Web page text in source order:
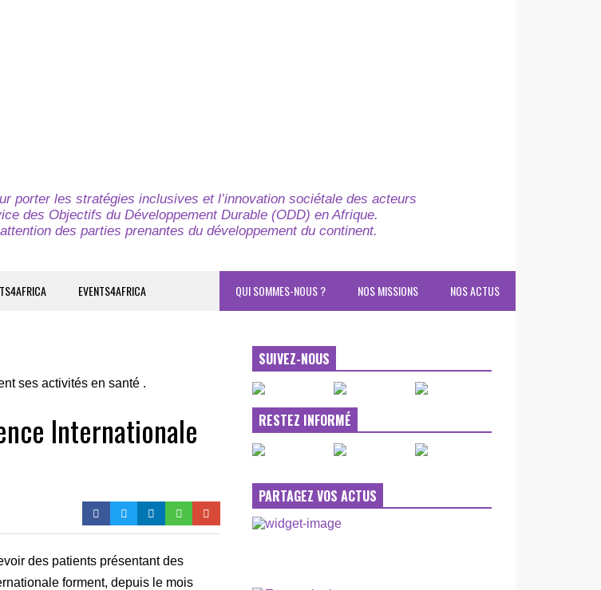
porter les stratégies inclusives et l’innovation sociétale des acteurs
des Objectifs du Développement Durable (ODD) en Afrique.
des parties prenantes du développement du continent.
EVENTS4AFRICA NOS ACTUS
NOS MISSIONS
QUI SOMMES-NOUS ?
Internationale
des patients présentant des
forment, depuis le mois
SUIVEZ-NOUS
RESTEZ INFORMÉ
PARTAGEZ VOS ACTUS